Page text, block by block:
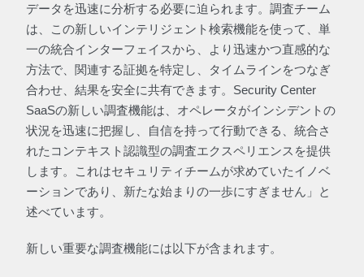
データを迅速に分析する必要に迫られます。調査チーム
は、この新しいインテリジェント検索機能を使って、単
一の統合インターフェイスから、より迅速かつ直感的な
方法で、関連する証拠を特定し、タイムラインをつなぎ
合わせ、結果を安全に共有できます。Security Center
SaaSの新しい調査機能は、オペレータがインシデントの
状況を迅速に把握し、自信を持って行動できる、統合さ
れたコンテキスト認識型の調査エクスペリエンスを提供
します。これはセキュリティチームが求めていたイノベ
ーションであり、新たな始まりの一歩にすぎません」と
述べています。
新しい重要な調査機能には以下が含まれます。